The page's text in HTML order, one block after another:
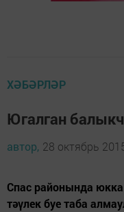
ХӘБӘРЛӘР
Югалган
автор, 28 октябрь
Спас районында
тәүлек буе таба